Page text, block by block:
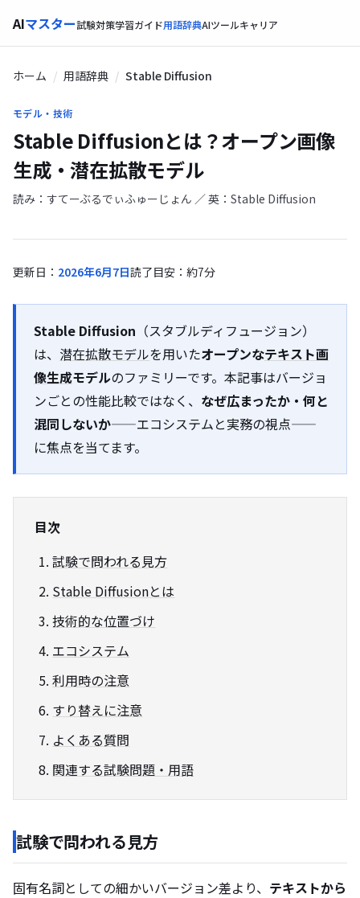
AIマスター試験対策学習ガイド用語辞典AIツールキャリア
ホーム 用語辞典 Stable Diffusion
モデル・技術
Stable Diffusionとは？オープン画像
生成・潜在拡散モデル
読み：すてーぶるでぃふゅーじょん ／ 英：Stable Diffusion
更新日： 2026年6月7日読了目安：約7分
Stable Diffusion （スタブルディフュージョン）
は、 潜在拡散モデルを用いたオープンなテキスト画
像生成モデルのファミリーです。本記事はバージョ
ンごとの性能比較ではなく、 なぜ広まったか・何と
混同しないか——エコシステムと実務の視点——
に焦点を当てます。
目次
試験で問われる見方
Stable Diffusionとは
技術的な位置づけ
エコシステム
利用時の注意
すり替えに注意
よくある質問
関連する試験問題・用語
試験で問われる見方
固有名詞としての細かいバージョン差より、 テキストから